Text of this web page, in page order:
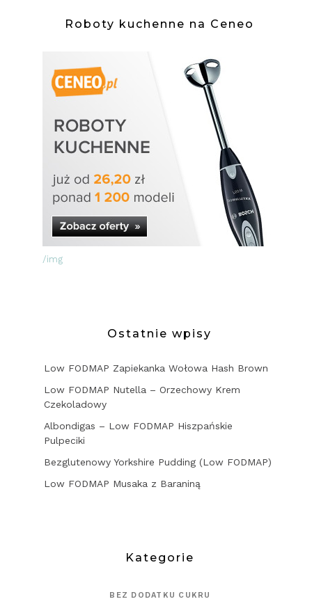
Roboty kuchenne na Ceneo
/img
Ostatnie wpisy
Low FODMAP Zapiekanka Wołowa Hash Brown
Low FODMAP Nutella – Orzechowy Krem
Czekoladowy
Albondigas – Low FODMAP Hiszpańskie
Pulpeciki
Bezglutenowy Yorkshire Pudding (Low FODMAP)
Low FODMAP Musaka z Baraniną
Kategorie
BEZ DODATKU CUKRU